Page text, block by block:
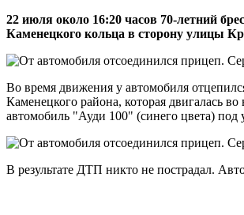
22 июля около 16:20 часов 70-летний
Каменецкого кольца в сторону улицы
Во время движения у автомобиля
Каменецкого района, которая двигалась
автомобиль "Ауди 100" (синего цвета) под
В результате ДТП никто не пострадал.